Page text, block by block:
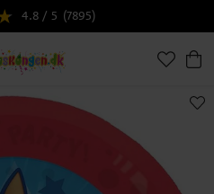
4.8 / 5 (7895)